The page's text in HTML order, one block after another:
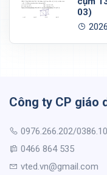
03)
Công ty CP giáo
0976.266.202/
0466 864 535
vted.vn@gmail.com